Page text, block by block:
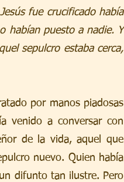
fue crucificado había
habían puesto a nadie. Y
sepulcro estaba cerca,
por manos piadosas
venido a conversar con
de la vida, aquel que
nuevo. Quien había
difunto tan ilustre. Pero